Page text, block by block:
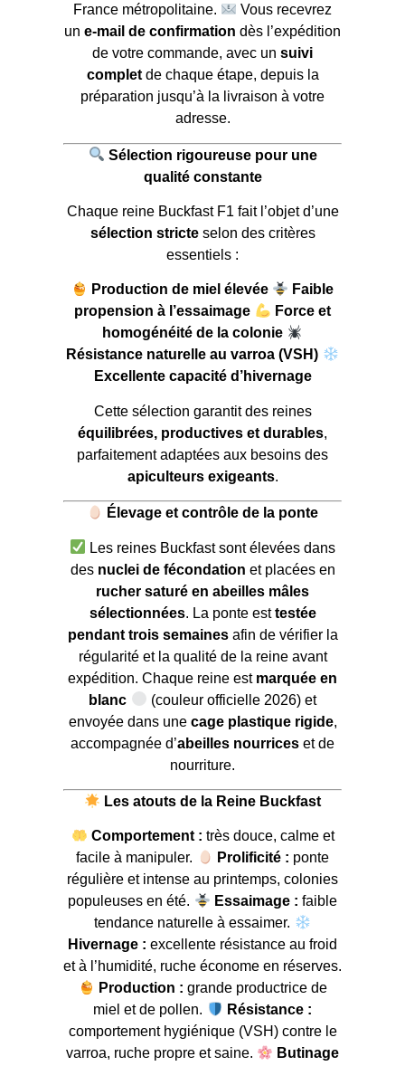
France métropolitaine.
Vous recevrez
un e-mail de confirmation dès l’expédition
de votre commande, avec un suivi
completde chaque étape, depuis la
préparation jusqu’à la livraison à votre
adresse.
Sélection rigoureuse pour une
qualité constante
Chaque reine Buckfast F1 fait l’objet d’une
sélection stricteselon des critères
essentiels :
Production de miel élevée
Faible
propension à l’essaimage
Force et
homogénéité de la colonie
Résistance naturelle au varroa (VSH)
Excellente capacité d’hivernage
Cette sélection garantit des reines
équilibrées, productives et durables,
parfaitement adaptées aux besoins des
apiculteurs exigeants.
Élevage et contrôle de la ponte
Les reines Buckfast sont élevées dans
des nuclei de fécondation et placées en
rucher saturé en abeilles mâles
sélectionnées. La ponte esttestée
pendant trois semainesafin de vérifier la
régularité et la qualité de la reine avant
expédition. Chaque reine est marquée en
blanc
(couleur officielle 2026) et
envoyée dans une cage plastique rigide,
accompagnée d’abeilles nourrices et de
nourriture.
Les atouts de la Reine Buckfast
Comportement : très douce, calme et
facile à manipuler.
Prolificité : ponte
régulière et intense au printemps, colonies
populeuses en été.
Essaimage : faible
tendance naturelle à essaimer.
Hivernage : excellente résistance au froid
et à l’humidité, ruche économe en réserves.
Production : grande productrice de
miel et de pollen.
Résistance :
comportement hygiénique (VSH) contre le
varroa, ruche propre et saine.
Butinage